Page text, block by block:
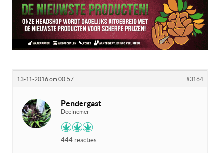
13-11-2016 om 00:57 #3164
Pendergast
Deelnemer
444 reacties